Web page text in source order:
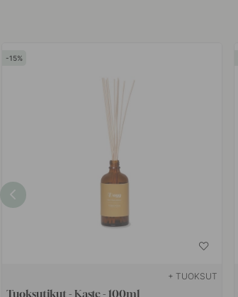
15
+ TUOKSUT
Tuoksutikut - Kaste - 100ml